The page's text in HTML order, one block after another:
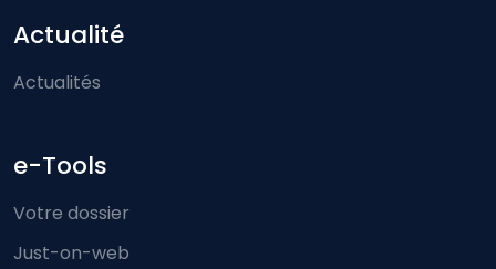
Actualité
Actualités
e-Tools
Votre dossier
Just-on-web